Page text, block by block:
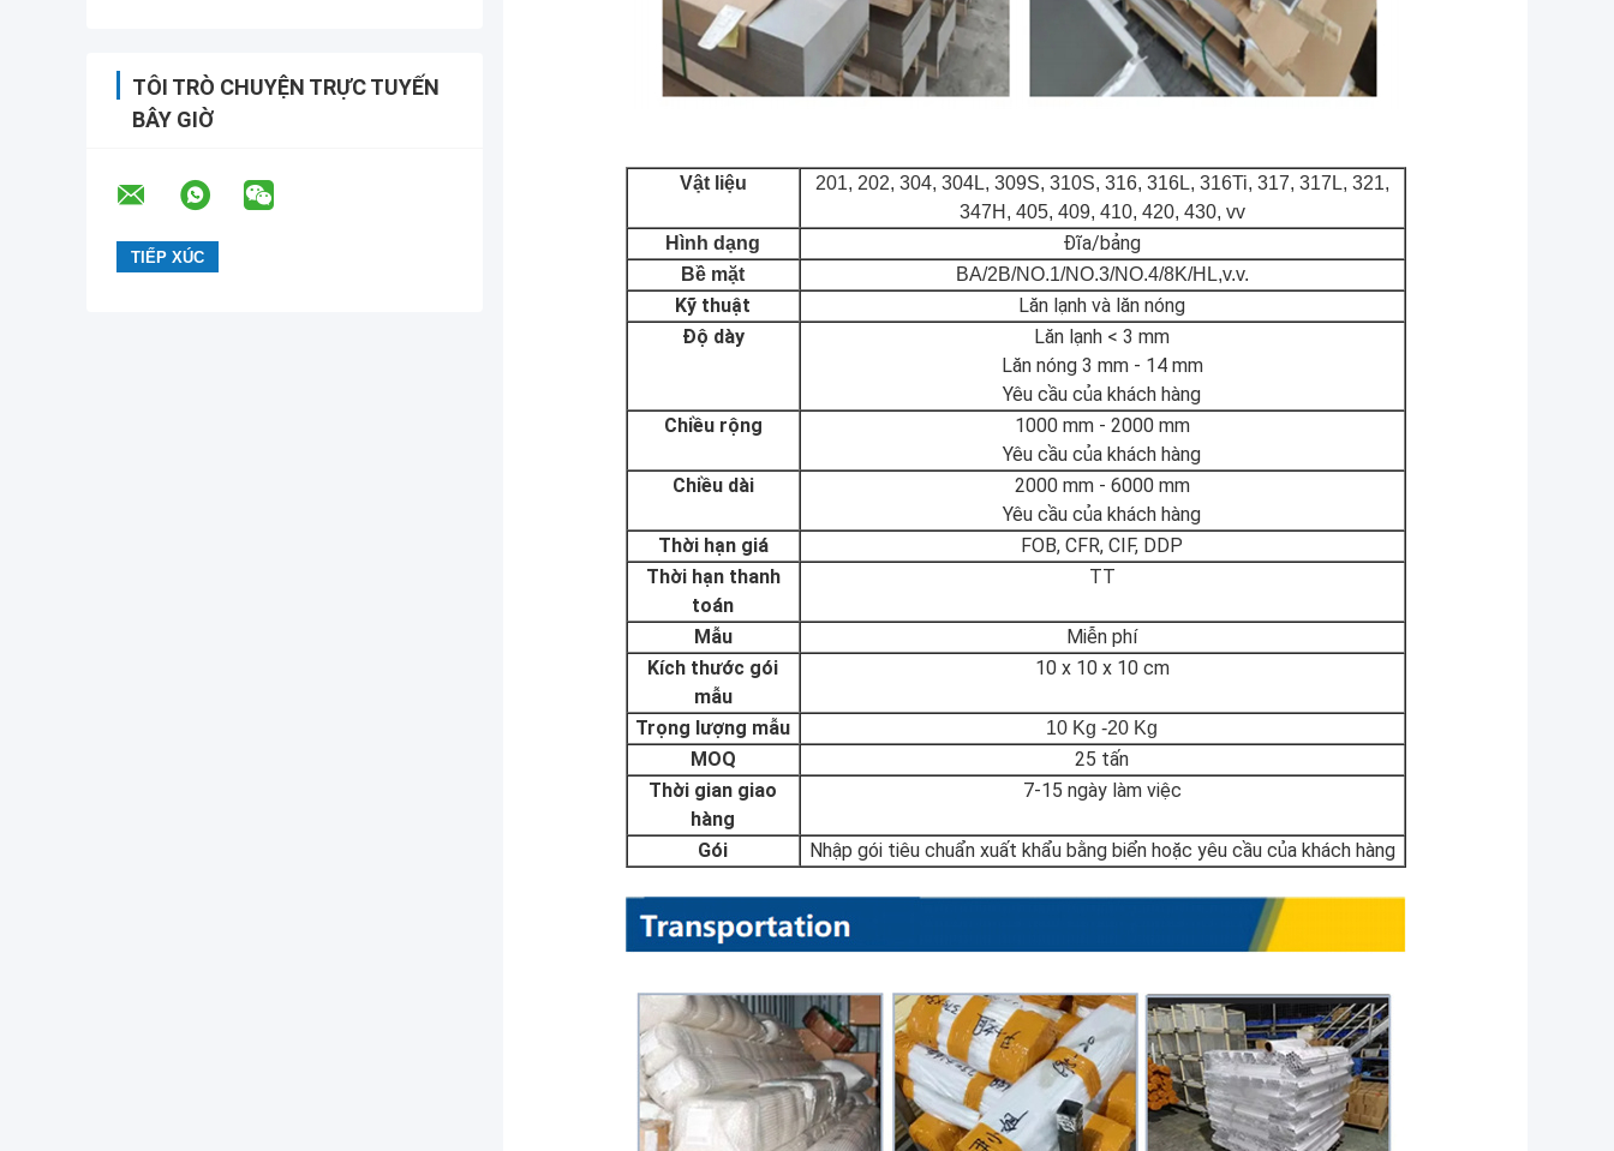
TÔI TRÒ CHUYỆN TRỰC TUYẾN
BÂY GIỜ
Vật liệu
201, 202, 304, 304L, 309S, 310S, 316, 316L, 316Ti, 317, 317L, 321,
347H, 405, 409, 410, 420, 430, vv
Hình dạng
Đĩa/bảng
Bề mặt BA/2B/NO.1/NO.3/NO.4/8K/HL,v.v.
Kỹ thuật
Lăn lạnh và lăn nóng
Độ dày
Lăn lạnh < 3 mm
Lăn nóng 3 mm - 14 mm
Yêu cầu của khách hàng
Chiều rộng
1000 mm - 2000 mm
Yêu cầu của khách hàng
Chiều dài
2000 mm - 6000 mm
Yêu cầu của khách hàng
Thời hạn giá
FOB, CFR, CIF, DDP
Thời hạn thanh
toán
TT
Mẫu
Miễn phí
Kích thước gói
mẫu
10 x 10 x 10 cm
Trọng lượng mẫu 10 Kg -20 Kg
MOQ
25 tấn
Thời gian giao
hàng
7-15 ngày làm việc
Gói Nhập gói tiêu chuẩn xuất khẩu bằng biển hoặc yêu cầu của khách hàng